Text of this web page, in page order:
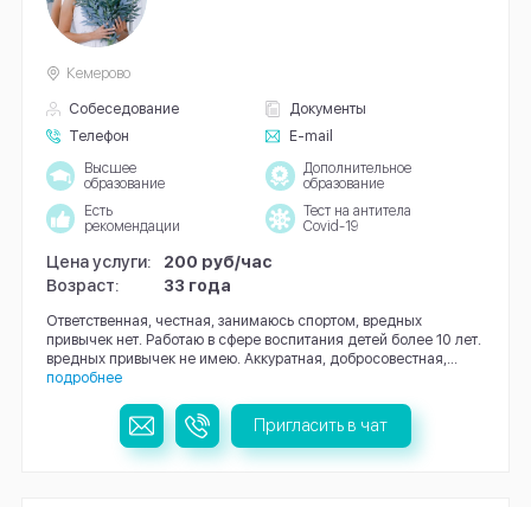
Собеседование
Документы
Телефон
E-mail
Кемерово
Высшее
образование
Дополнительное
образование
Есть
рекомендации
Тест на антитела
Covid-19
Цена услуги:
200 руб/час
Возраст:
33 года
Ответственная, честная, занимаюсь спортом, вредных
привычек нет. Работаю в сфере воспитания детей более 10 лет.
вредных привычек не имею. Аккуратная, добросовестная,...
подробнее
Пригласить в чат